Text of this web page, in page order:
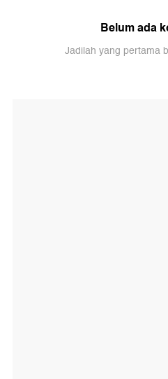
Belum ada
Jadilah yang pertama